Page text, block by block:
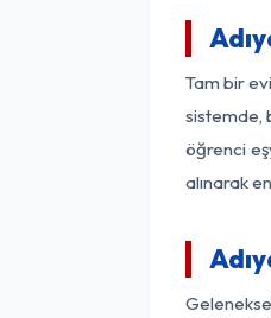
Tam bir
sistemde,
öğrenci
alınarak